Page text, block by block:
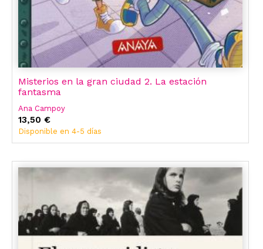
Misterios en la gran ciudad 2. La estación
fantasma
Ana Campoy
13,50 €
Disponible en 4-5 días